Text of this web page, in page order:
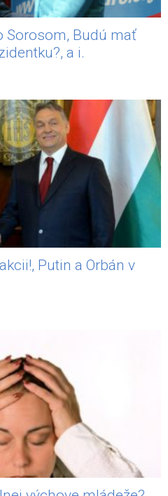
Sorosom, Budú mať
a i.
Putin a Orbán v